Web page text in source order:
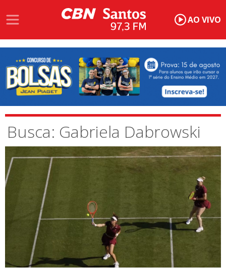
AO VIVO
Busca: Gabriela Dabrowski